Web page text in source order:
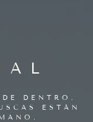
DENTRO.
ESTÁN